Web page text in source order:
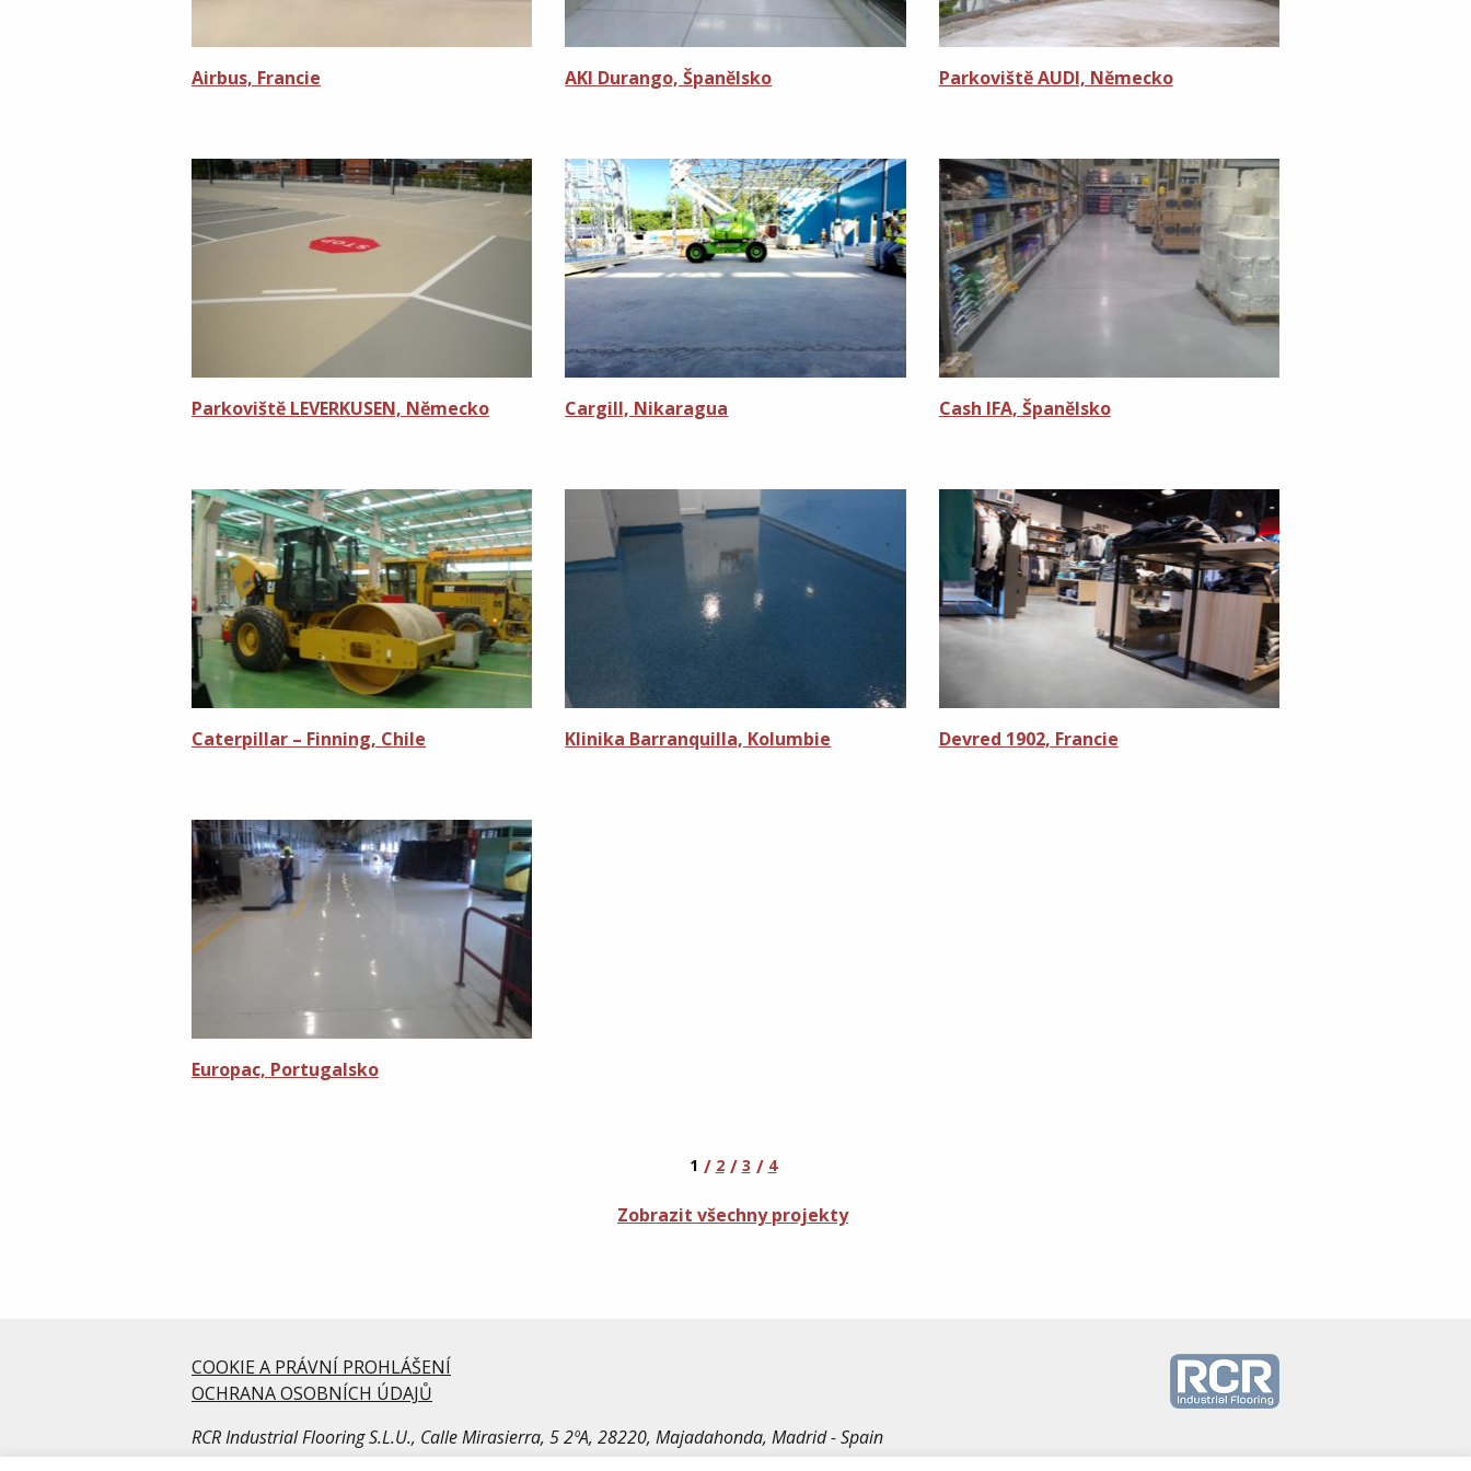
Airbus, Francie AKI Durango, Španělsko Parkoviště AUDI, Německo
Parkoviště LEVERKUSEN, Německo Cargill, Nikaragua Cash IFA, Španělsko
Caterpillar – Finning, Chile Klinika Barranquilla, Kolumbie Devred 1902, Francie
Europac, Portugalsko
1 2 3 4
Zobrazit všechny projekty
COOKIE A PRÁVNÍ PROHLÁŠENÍ
OCHRANA OSOBNÍCH ÚDAJŮ
RCR Industrial Flooring S.L.U., Calle Mirasierra, 5 2ºA, 28220, Majadahonda, Madrid - Spain
© Copyright RCR Industrial Flooring. Alle Rechte vorbehalten.